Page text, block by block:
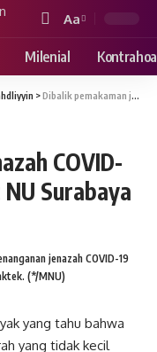
Font
Resizer
Aa
Milenial
>Dibalik pemakaman jenazah COVID-19 ada modin Muslimat NU Surabaya
COVID-
Surabaya
jenazah COVID-19
(*/MNU)
yang tahu bahwa
yang tidak kecil